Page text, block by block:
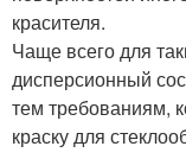
красителя.
Чаще всего для
дисперсионный
тем требованиям,
краску для